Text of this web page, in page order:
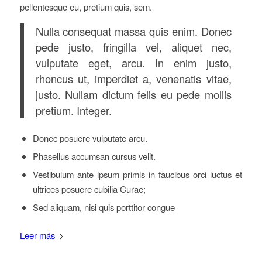
pellentesque eu, pretium quis, sem.
Nulla consequat massa quis enim. Donec
pede justo, fringilla vel, aliquet nec,
vulputate eget, arcu. In enim justo,
rhoncus ut, imperdiet a, venenatis vitae,
justo. Nullam dictum felis eu pede mollis
pretium. Integer.
Donec posuere vulputate arcu.
Phasellus accumsan cursus velit.
Vestibulum ante ipsum primis in faucibus orci luctus et
ultrices posuere cubilia Curae;
Sed aliquam, nisi quis porttitor congue
Leer más